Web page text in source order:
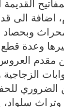
الفلسطيني الذي
وبحصاد
وعدة
مقدم
الضروري
وتراث